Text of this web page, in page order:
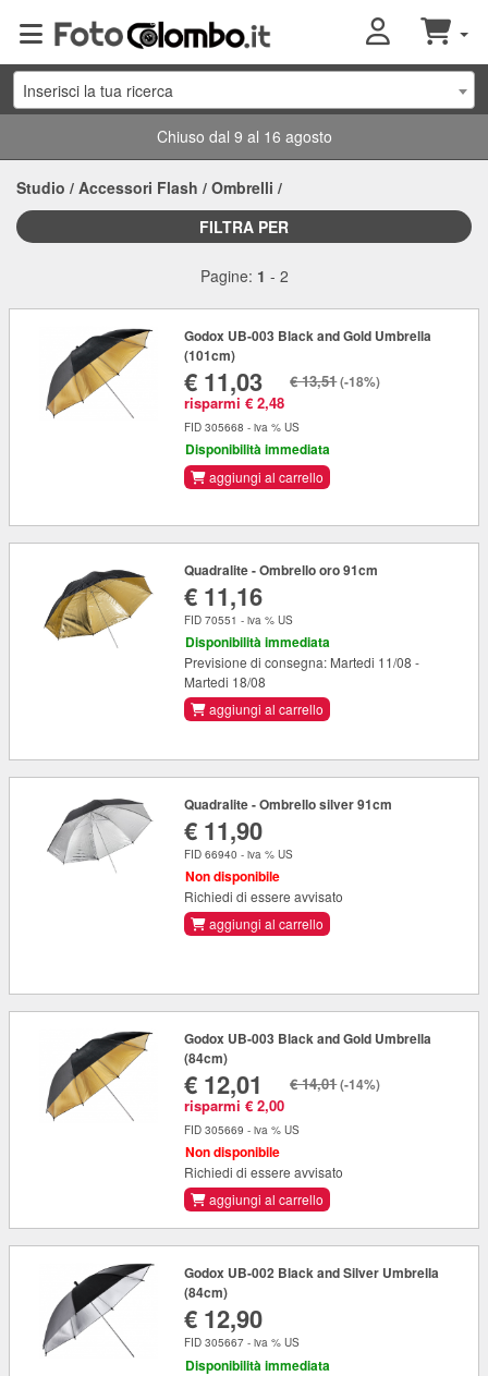
Inserisci la tua ricerca
Chiuso dal 9 al 16 agosto
Studio / Accessori Flash / Ombrelli /
FILTRA PER
Pagine: 1 - 2
Godox UB-003 Black and Gold Umbrella
(101cm)
€ 11,03
risparmi € 2,48
€ 13,51(-18%)
FID 305668 - iva % US
Disponibilità immediata
aggiungi al carrello
Quadralite - Ombrello oro 91cm
€ 11,16
FID 70551 - iva % US
Disponibilità immediata
Previsione di consegna: Martedi 11/08 -
Martedi 18/08
aggiungi al carrello
Quadralite - Ombrello silver 91cm
€ 11,90
FID 66940 - iva % US
Non disponibile
Richiedi di essere avvisato
aggiungi al carrello
Godox UB-003 Black and Gold Umbrella
(84cm)
€ 12,01
risparmi € 2,00
€ 14,01(-14%)
FID 305669 - iva % US
Non disponibile
Richiedi di essere avvisato
aggiungi al carrello
Godox UB-002 Black and Silver Umbrella
(84cm)
€ 12,90
FID 305667 - iva % US
Disponibilità immediata